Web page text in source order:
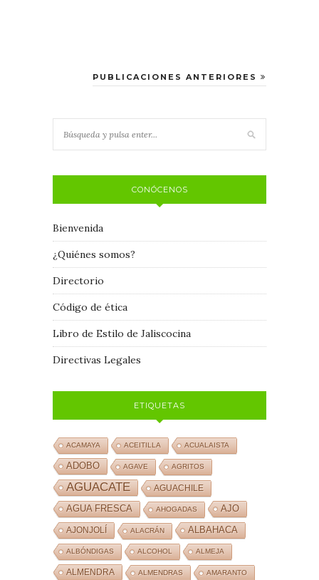
PUBLICACIONES ANTERIORES
CONÓCENOS
Bienvenida
¿Quiénes somos?
Directorio
Código de ética
Libro de Estilo de Jaliscocina
Directivas Legales
ETIQUETAS
ACAMAYA ACEITILLA ACUALAISTA
ADOBO AGAVE AGRITOS
AGUACATE AGUACHILE
AGUA FRESCA AHOGADAS AJO
AJONJOLÍ ALACRÁN ALBAHACA
ALBÓNDIGAS ALCOHOL ALMEJA
ALMENDRA ALMENDRAS AMARANTO